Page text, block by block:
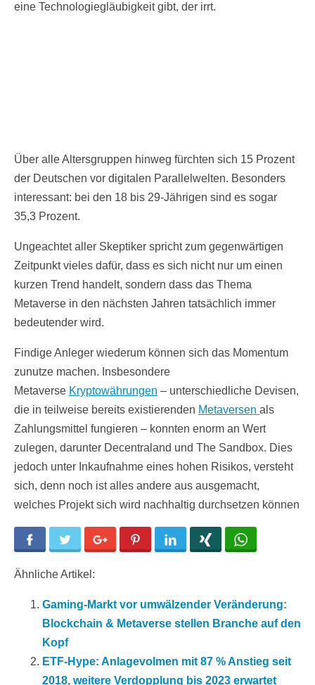
eine Technologiegläubigkeit gibt, der irrt.
Über alle Altersgruppen hinweg fürchten sich 15 Prozent
der Deutschen vor digitalen Parallelwelten. Besonders
interessant: bei den 18 bis 29-Jährigen sind es sogar
35,3 Prozent.
Ungeachtet aller Skeptiker spricht zum gegenwärtigen
Zeitpunkt vieles dafür, dass es sich nicht nur um einen
kurzen Trend handelt, sondern dass das Thema
Metaverse in den nächsten Jahren tatsächlich immer
bedeutender wird.
Findige Anleger wiederum können sich das Momentum
zunutze machen. Insbesondere
Metaverse Kryptowährungen – unterschiedliche Devisen,
die in teilweise bereits existierenden Metaversen als
Zahlungsmittel fungieren – konnten enorm an Wert
zulegen, darunter Decentraland und The Sandbox. Dies
jedoch unter Inkaufnahme eines hohen Risikos, versteht
sich, denn noch ist alles andere aus ausgemacht,
welches Projekt sich wird nachhaltig durchsetzen können
Facebook Twitter Google+ Pinterest LinkedIn
Ähnliche Artikel:
Gaming-Markt vor umwälzender Veränderung:
Blockchain & Metaverse stellen Branche auf den
Kopf
ETF-Hype: Anlagevolmen mit 87 % Anstieg seit
2018, weitere Verdopplung bis 2023 erwartet